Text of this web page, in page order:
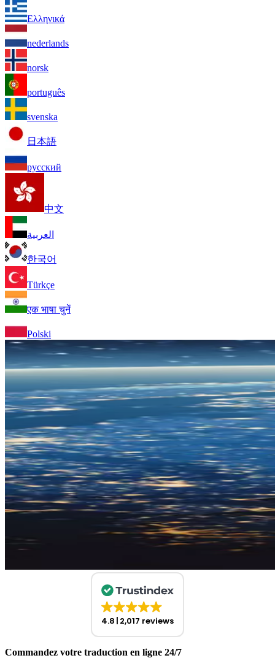
Ελληνικά
nederlands
norsk
português
svenska
日本語
русский
中文
العربية
한국어
Türkçe
एक भाषा चुनें
Polski
4.8 2,017 reviews
Commandez votre traduction en ligne 24/7